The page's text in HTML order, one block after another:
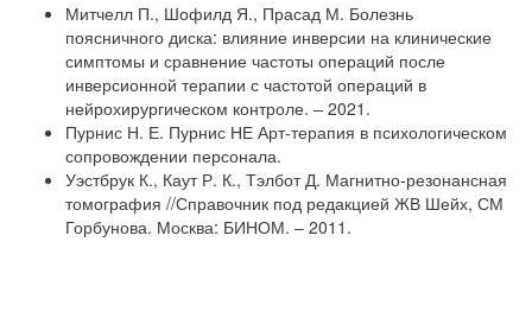
Митчелл П., Шофилд Я., Прасад М. Болезнь
поясничного диска: влияние инверсии на клинические
симптомы и сравнение частоты операций после
инверсионной терапии с частотой операций в
нейрохирургическом контроле. – 2021.
Пурнис Н. Е. Пурнис НЕ Арт-терапия в психологическом
сопровождении персонала.
Уэстбрук К., Каут Р. К., Тэлбот Д. Магнитно-резонансная
томография //Справочник под редакцией ЖВ Шейх, СМ
Горбунова. Москва: БИНОМ. – 2011.